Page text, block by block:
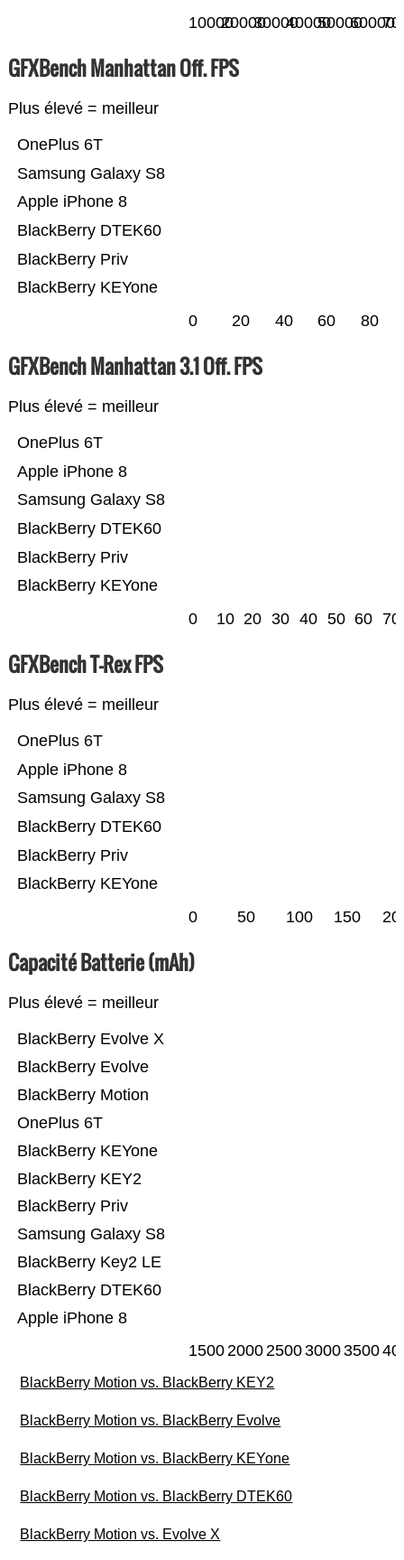
100002000030000400005000060000
GFXBench Manhattan Off. FPS
Plus élevé = meilleur
BlackBerry KEYone
BlackBerry Priv
BlackBerry DTEK60
Apple iPhone 8
Samsung Galaxy S8
OnePlus 6T
0 20 40 60 80
GFXBench Manhattan 3.1 Off. FPS
Plus élevé = meilleur
BlackBerry KEYone
BlackBerry Priv
BlackBerry DTEK60
Samsung Galaxy S8
Apple iPhone 8
OnePlus 6T
0 10 20 30 40 50 60 70
GFXBench T-Rex FPS
Plus élevé = meilleur
BlackBerry KEYone
BlackBerry Priv
BlackBerry DTEK60
Samsung Galaxy S8
Apple iPhone 8
OnePlus 6T
0 50 100 150
Capacité Batterie (mAh)
Plus élevé = meilleur
Apple iPhone 8
BlackBerry DTEK60
BlackBerry Key2 LE
Samsung Galaxy S8
BlackBerry Priv
BlackBerry KEY2
BlackBerry KEYone
OnePlus 6T
BlackBerry Motion
BlackBerry Evolve
BlackBerry Evolve X
15002000250030003500
BlackBerry Motion vs. BlackBerry KEY2
BlackBerry Motion vs. BlackBerry Evolve
BlackBerry Motion vs. BlackBerry KEYone
BlackBerry Motion vs. BlackBerry DTEK60
BlackBerry Motion vs. Evolve X